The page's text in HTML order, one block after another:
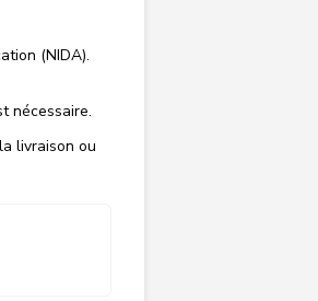
(NIDA).
nécessaire.
livraison ou